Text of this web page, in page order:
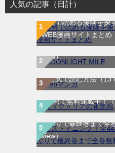
人気の記事（日計）
無料で読める漫画を探
WEB漫画サイトまとめ
MOONLIGHT MILE｜
ワンで最新刊まで全巻
view）
WEB漫画サイト一覧｜
を公式で読む方法（13
ヴィクトリアの電気棺
ガUP!で無料連載中！
ラストイニング｜全44
ぇぶりで最終巻まで全
view）
LOVE SO LIFE｜全17